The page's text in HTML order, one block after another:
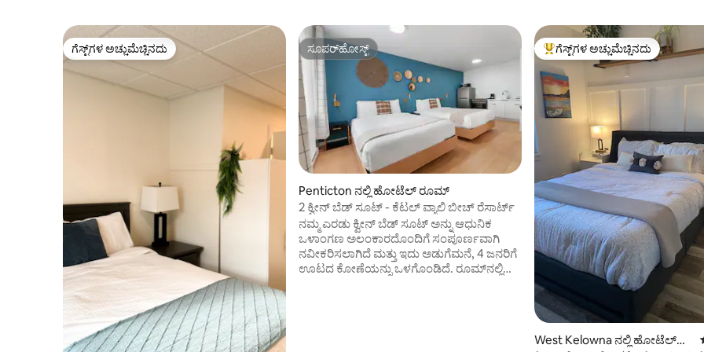
ಗೆಸ್ಟ್‌ಗಳ ಅಚ್ಚುಮೆಚ್ಚಿನದು
ಗೆಸ್ಟ್‌ಗಳ ಅಚ್ಚುಮೆಚ್ಚಿನದು ಸೂಪರ್‌ಹೋಸ್ಟ್
ಸೂಪರ್‌ಹೋಸ್ಟ್
Penticton ನಲ್ಲಿ ಹೋಟೆಲ್ ರೂಮ್
2 ಕ್ವೀನ್ ಬೆಡ್ ಸೂಟ್ - ಕೆಟಲ್ ವ್ಯಾಲಿ ಬೀಚ್ ರೆಸಾರ್ಟ್
ನಮ್ಮ ಎರಡು ಕ್ವೀನ್ ಬೆಡ್ ಸೂಟ್ ಅನ್ನು ಆಧುನಿಕ
ಒಳಾಂಗಣ ಅಲಂಕಾರದೊಂದಿಗೆ ಸಂಪೂರ್ಣವಾಗಿ
ನವೀಕರಿಸಲಾಗಿದೆ ಮತ್ತು ಇದು ಅಡುಗೆಮನೆ, 4 ಜನರಿಗೆ
ಊಟದ ಕೋಣೆಯನ್ನು ಒಳಗೊಂಡಿದೆ. ರೂಮ್‌ನಲ್ಲಿ
ಗೆಸ್ಟ್‌ಗಳಿಗೆ ಅತಿ ಹೆಚ್ಚು ಅಚ್ಚುಮೆಚ್ಚಿನದು
ಗೆಸ್ಟ್‌ಗಳ ಅಚ್ಚುಮೆಚ್ಚಿನದು
West Kelowna ನಲ್ಲಿ ಹೋಟೆಲ್